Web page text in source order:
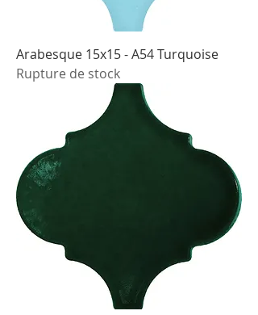
Arabesque 15x15 - A54 Turquoise
Rupture de stock